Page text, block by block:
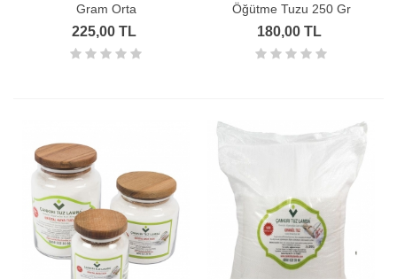
Gram Orta
225,00 TL
Öğütme Tuzu 250 Gr
180,00 TL